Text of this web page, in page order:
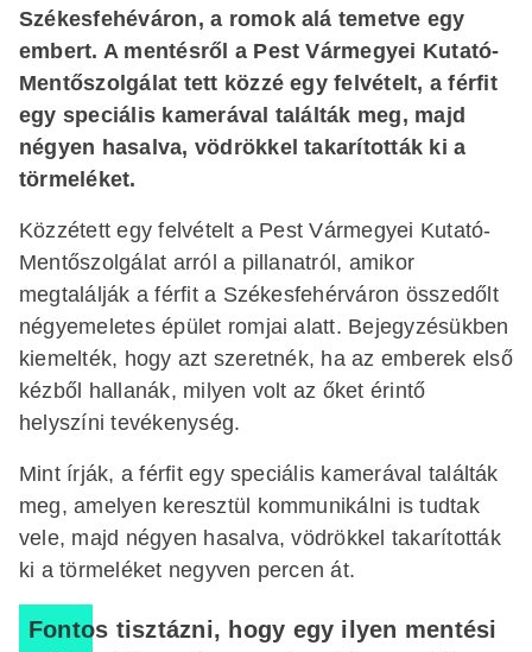
Székesfehéváron, a romok alá temetve egy
embert. A mentésről a Pest Vármegyei Kutató-
Mentőszolgálat tett közzé egy felvételt, a férfit
egy speciális kamerával találták meg, majd
négyen hasalva, vödrökkel takarították ki a
törmeléket.
Közzétett egy felvételt a Pest Vármegyei Kutató-
Mentőszolgálat arról a pillanatról, amikor
megtalálják a férfit a Székesfehérváron összedőlt
négyemeletes épület romjai alatt. Bejegyzésükben
kiemelték, hogy azt szeretnék, ha az emberek első
kézből hallanák, milyen volt az őket érintő
helyszíni tevékenység.
Mint írják, a férfit egy speciális kamerával találták
meg, amelyen keresztül kommunikálni is tudtak
vele, majd négyen hasalva, vödrökkel takarították
ki a törmeléket negyven percen át.
Fontos tisztázni, hogy egy ilyen mentési